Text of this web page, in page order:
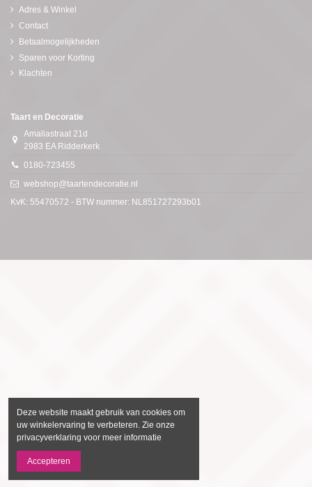
Adres & Winkel
Contact
Betaalmogelijkheden
Sparen voor Korting
Klachten
Taart en Decoratie
Amaliastraat 21d
2983 EA Ridderkerk
0180-723455
webshop@taartendecoratie.nl
KvK: 55470572 - BTW nummer: NL851727293b01
Deze website maakt gebruik van cookies om
uw winkelervaring te verbeteren. Zie onze
privacyverklaring voor meer informatie
Accepteren